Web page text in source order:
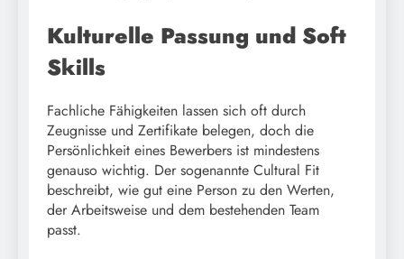
Kulturelle Passung und Soft
Skills
Fachliche Fähigkeiten lassen sich oft durch
Zeugnisse und Zertifikate belegen, doch die
Persönlichkeit eines Bewerbers ist mindestens
genauso wichtig. Der sogenannte Cultural Fit
beschreibt, wie gut eine Person zu den Werten,
der Arbeitsweise und dem bestehenden Team
passt.